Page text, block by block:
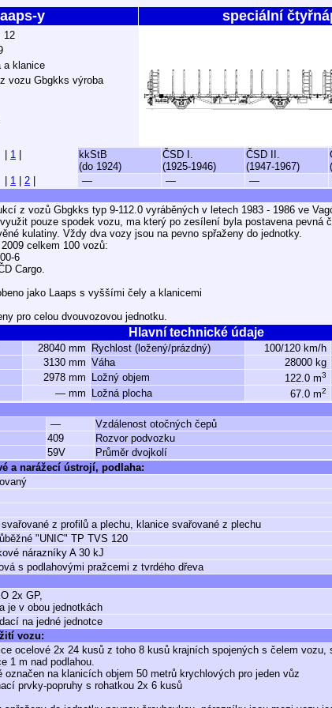
y speciální
12
a klanice
vozu Gbgkks výroba
1
kkStB
(do 1924)
ČSD I.
(1925-1946)
ČSD II.
(1947-1967)
1 2 — — —
z vozů Gbgkks typ 9-112.0 vyráběných v letech 1983 - 1986 ve
pouze spodek vozu, ma který po zesílení byla postavena pevná
kulatiny. Vždy dva vozy jsou na pevno spřaženy do jednotky.
celkem 100 vozů:
6
Cargo.
jako Laaps s vyššími čely a klanicemi
pro celou dvouvozovou jednotku.
Hlavní technické údaje
28040 mm Rychlost (ložený/prázdný) 100/120 km/h
3130 mm Váha 28000 kg
2978 mm Ložný objem 122.0 m3
— mm Ložná plocha 67.0 m2
— Vzdálenost otočných čepů
409 Rozvor podvozku
59V Průměr dvojkolí
a narážecí ústrojí, podlaha:
z profilů a plechu, klanice svařované z plechu
"UNIC" TP TVS 120
nárazníky A 30 kJ
s podlahovými pražcemi z tvrdého dřeva
2x GP,
je v obou jednotkách
na jedné jednotce
vozu:
ocelové 2x 24 kusů z toho 8 kusů krajních spojených s čelem
1 m nad podlahou.
označen na klanicích objem 50 metrů krychlových pro jeden vůz
prvky-popruhy s rohatkou 2x 6 kusů